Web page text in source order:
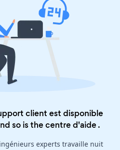
client est disponible
so is thecentre d'aide.
experts travaille nuit